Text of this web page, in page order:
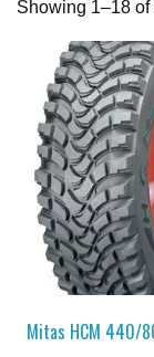
Showing 1–18 of
Mitas HCM 440/